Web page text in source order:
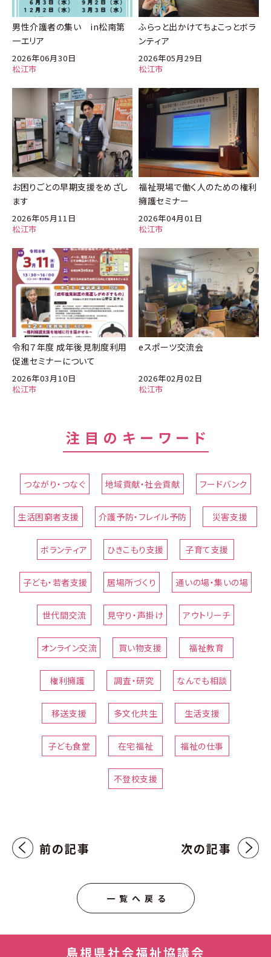
松江市
2026年06月30日
男性介護者の集い in松南第
一エリア
松江市
2026年05月29日
ふらっと出かけてちょこっとボラ
ンティア
松江市
2026年05月11日
お困りごとの早期支援をめざし
ます
松江市
2026年04月01日
福祉現場で働く人のための権利
擁護セミナー
松江市
2026年03月10日
令和７年度 成年後見制度利用
促進セミナーについて
松江市
2026年02月02日
eスポーツ交流会
注目のキーワード
つながり・つなぐ 地域貢献・社会貢献 フードバンク
生活困窮者支援 介護予防・フレイル予防 災害支援
ボランティア ひきこもり支援 子育て支援
子ども・若者支援 居場所づくり 通いの場・集いの場
世代間交流 見守り・声掛け アウトリーチ
オンライン交流 買い物支援 福祉教育
権利擁護 調査・研究 なんでも相談
移送支援 多文化共生 生活支援
子ども食堂 在宅福祉 福祉の仕事
不登校支援
前の記事 次の記事
一覧へ戻る
島根県社会福祉協議会